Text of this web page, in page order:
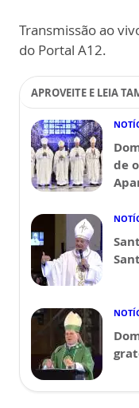
Transmissão ao
do Portal A12.
APROVEITE E LEIA
de